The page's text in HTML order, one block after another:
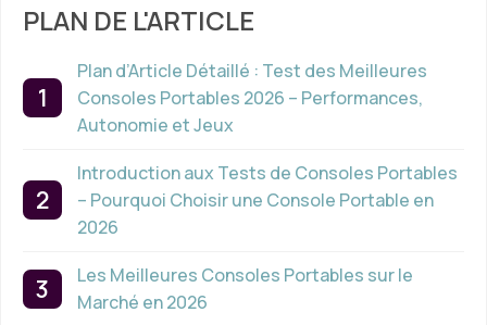
PLAN DE L'ARTICLE
Plan d’Article Détaillé : Test des Meilleures
Consoles Portables 2026 – Performances,
Autonomie et Jeux
Introduction aux Tests de Consoles Portables
– Pourquoi Choisir une Console Portable en
2026
Les Meilleures Consoles Portables sur le
Marché en 2026